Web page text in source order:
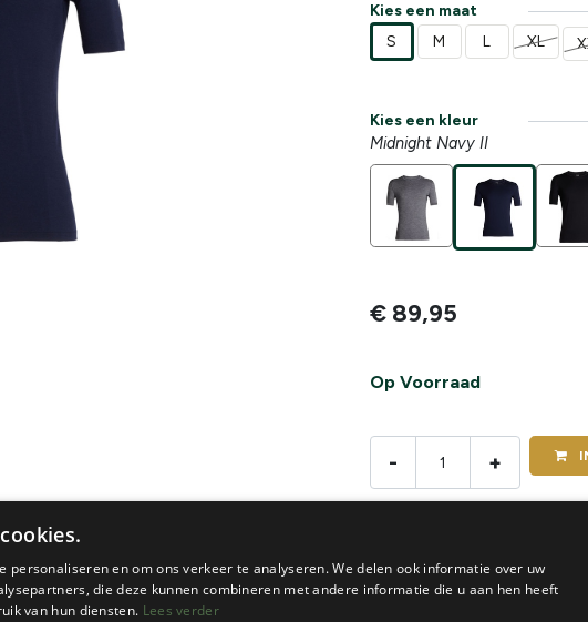
Kies een maat
S
M L XL
Kies een kleur
Midnight Navy II
€ 89,95
Op Voorraad
- +
personaliseren en om ons verkeer te analyseren. We delen ook informatie over uw
die deze kunnen combineren met andere informatie die u aan hen heeft
van hun diensten. Lees verder